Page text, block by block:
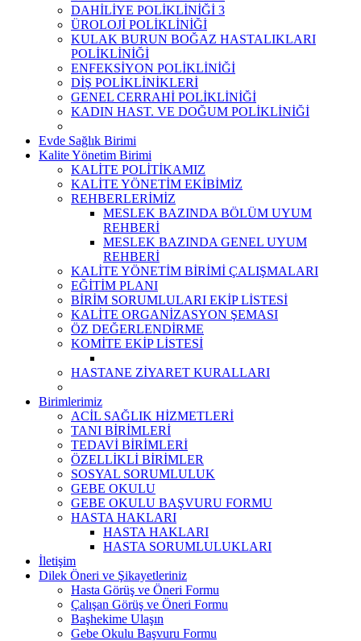
DAHİLİYE POLİKLİNİĞİ 3
ÜROLOJİ POLİKLİNİĞİ
KULAK BURUN BOĞAZ HASTALIKLARI
POLİKLİNİĞİ
ENFEKSİYON POLİKLİNİĞİ
DİŞ POLİKLİNİKLERİ
GENEL CERRAHİ POLİKLİNİĞİ
KADIN HAST. VE DOĞUM POLİKLİNİĞİ
Evde Sağlık Birimi
Kalite Yönetim Birimi
KALİTE POLİTİKAMIZ
KALİTE YÖNETİM EKİBİMİZ
REHBERLERİMİZ
MESLEK BAZINDA BÖLÜM UYUM
REHBERİ
MESLEK BAZINDA GENEL UYUM
REHBERİ
KALİTE YÖNETİM BİRİMİ ÇALIŞMALARI
EĞİTİM PLANI
BİRİM SORUMLULARI EKİP LİSTESİ
KALİTE ORGANİZASYON ŞEMASI
ÖZ DEĞERLENDİRME
KOMİTE EKİP LİSTESİ
HASTANE ZİYARET KURALLARI
Birimlerimiz
ACİL SAĞLIK HİZMETLERİ
TANI BİRİMLERİ
TEDAVİ BİRİMLERİ
ÖZELLİKLİ BİRİMLER
SOSYAL SORUMLULUK
GEBE OKULU
GEBE OKULU BAŞVURU FORMU
HASTA HAKLARI
HASTA HAKLARI
HASTA SORUMLULUKLARI
İletişim
Dilek Öneri ve Şikayetleriniz
Hasta Görüş ve Öneri Formu
Çalışan Görüş ve Öneri Formu
Başhekime Ulaşın
Gebe Okulu Başvuru Formu